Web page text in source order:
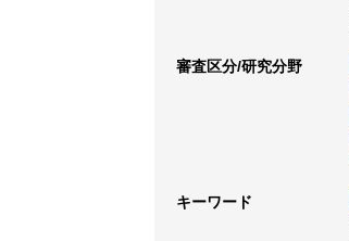
審査区分/研究分野
キーワード